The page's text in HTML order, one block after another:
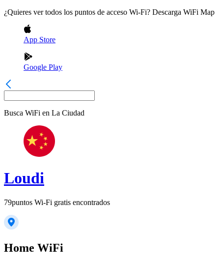
¿Quieres ver todos los puntos de acceso Wi-Fi? Descarga WiFi Map
App Store
Google Play
Busca WiFi en La Ciudad
Loudi
79puntos Wi-Fi gratis encontrados
Home WiFi